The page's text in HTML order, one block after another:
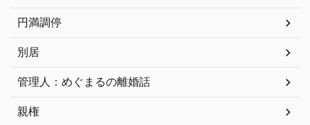
円満調停
別居
管理人：めぐまるの離婚話
親権